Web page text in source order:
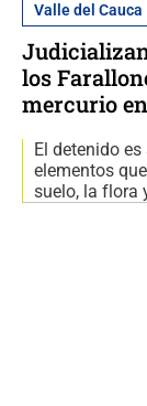
Valle del Cauca
los
mercurio
El detenido
elementos
suelo, la flora